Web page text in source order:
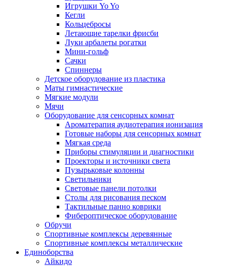
Игрушки Yo Yo
Кегли
Кольцебросы
Летающие тарелки фрисби
Луки арбалеты рогатки
Мини-гольф
Сачки
Спиннеры
Детское оборудование из пластика
Маты гимнастические
Мягкие модули
Мячи
Оборудование для сенсорных комнат
Ароматерапия аудиотерапия ионизация
Готовые наборы для сенсорных комнат
Мягкая среда
Приборы стимуляции и диагностики
Проекторы и источники света
Пузырьковые колонны
Светильники
Световые панели потолки
Столы для рисования песком
Тактильные панно коврики
Фибероптическое оборудование
Обручи
Спортивные комплексы деревянные
Спортивные комплексы металлические
Единоборства
Айкидо